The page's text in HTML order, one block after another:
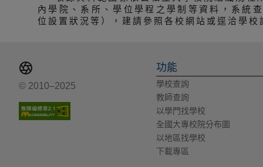
內學院、系所、學位學程之學制等資料，系統
位設置狀況等），建請參照各校網站或逕洽學校
© 2010–2025
功能
學校查詢
教師查詢
以學門找學校
全國大專校院分布圖
以地區找學校
下載專區